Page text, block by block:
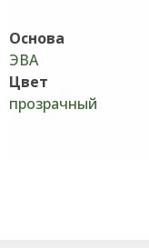
Основа
ЭВА
Цвет
прозрачный